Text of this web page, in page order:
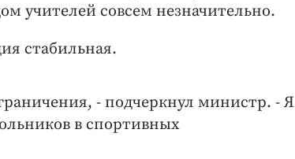
учителей совсем незначительно.
стабильная.
- подчеркнул министр. - Я
в спортивных